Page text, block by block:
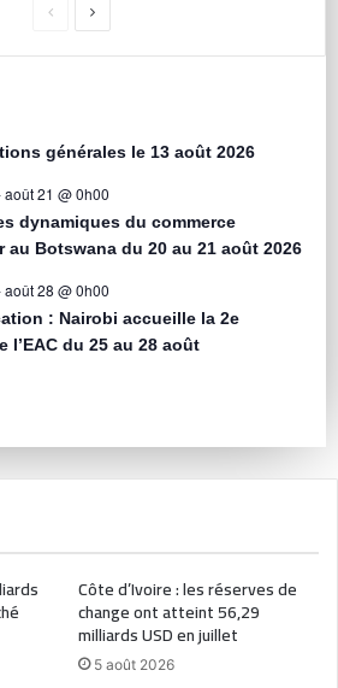
générales le 13 août 2026
août 21 @ 0h00
dynamiques du commerce
au Botswana du 20 au 21 août 2026
août 28 @ 0h00
: Nairobi accueille la 2e
l’EAC du 25 au 28 août
Côte d’Ivoire : les réserves de
change ont atteint 56,29
milliards USD en juillet
5 août 2026